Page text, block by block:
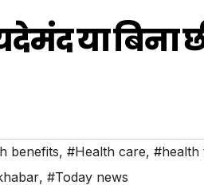
या बिना
benefits, #Health care, #health
, #Today news